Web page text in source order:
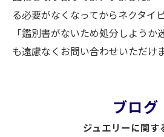
る必要がなくなってからネクタイ
「鑑別書がないため処分しようか
も遠慮なくお問い合わせいただけま
ブログ
ジュエリーに関す